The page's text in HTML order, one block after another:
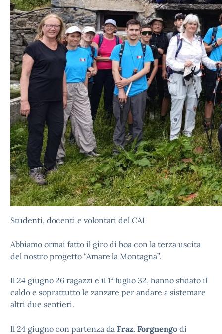
Studenti, docenti e volontari del CAI
Abbiamo ormai fatto il giro di boa con la terza uscita
del nostro progetto “Amare la Montagna”.
Il 24 giugno 26 ragazzi e il 1° luglio 32, hanno sfidato il
caldo e soprattutto le zanzare per andare a sistemare
altri due sentieri.
Il 24 giugno con partenza da Fraz. Forgnengo di